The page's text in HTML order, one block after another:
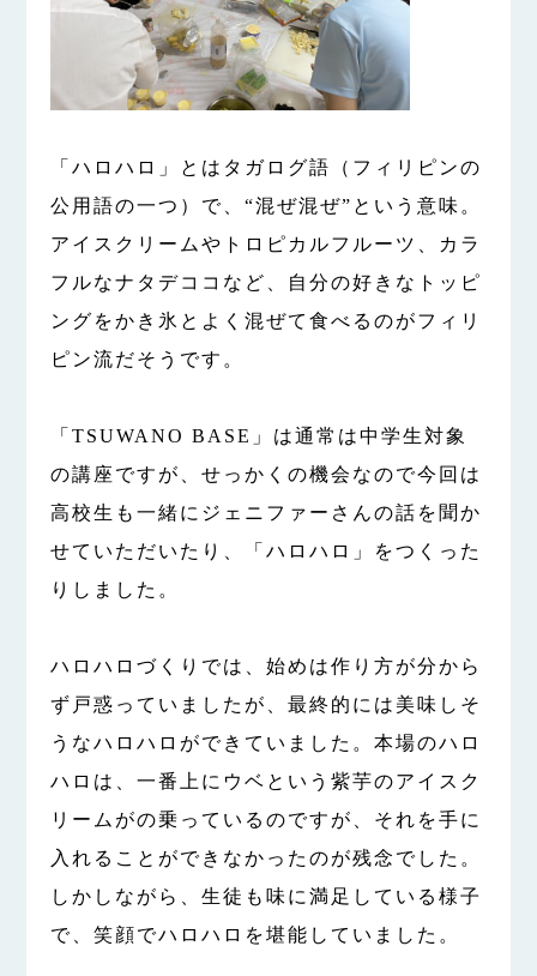
「ハロハロ」とはタガログ語（フィリピンの
公用語の一つ）で、“混ぜ混ぜ”という意味。
アイスクリームやトロピカルフルーツ、カラ
フルなナタデココなど、自分の好きなトッピ
ングをかき氷とよく混ぜて食べるのがフィリ
ピン流だそうです。
「TSUWANO BASE」は通常は中学生対象
の講座ですが、せっかくの機会なので今回は
高校生も一緒にジェニファーさんの話を聞か
せていただいたり、「ハロハロ」をつくった
りしました。
ハロハロづくりでは、始めは作り方が分から
ず戸惑っていましたが、最終的には美味しそ
うなハロハロができていました。本場のハロ
ハロは、一番上にウベという紫芋のアイスク
リームがの乗っているのですが、それを手に
入れることができなかったのが残念でした。
しかしながら、生徒も味に満足している様子
で、笑顔でハロハロを堪能していました。